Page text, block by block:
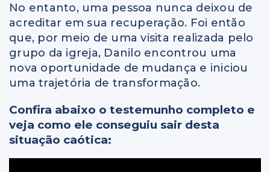
No entanto, uma pessoa nunca deixou de
acreditar em sua recuperação. Foi então
que, por meio de uma visita realizada pelo
grupo da igreja, Danilo encontrou uma
nova oportunidade de mudança e iniciou
uma trajetória de transformação.
Confira abaixo o testemunho completo e
veja como ele conseguiu sair desta
situação caótica: